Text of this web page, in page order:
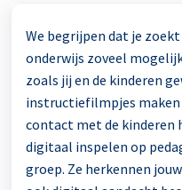
We begrijpen dat je
onderwijs zoveel
zoals jij en de kinderen
instructiefilmpjes
contact met de kinderen
digitaal inspelen op
groep. Ze herkennen